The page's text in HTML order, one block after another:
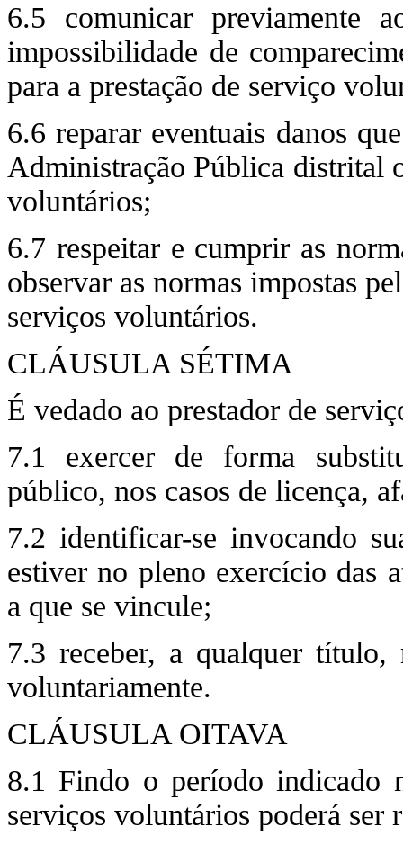
6.5 comunicar previamente
impossibilidade de
para a prestação de serviço
6.6 reparar eventuais danos
Administração Pública distrital
voluntários;
6.7 respeitar e cumprir as
observar as normas impostas
serviços voluntários.
CLÁUSULA SÉTIMA
É vedado ao prestador de
7.1 exercer de forma
público, nos casos de licença,
7.2 identificar-se invocando
estiver no pleno exercício das
a que se vincule;
7.3 receber, a qualquer título,
voluntariamente.
CLÁUSULA OITAVA
8.1 Findo o período indicado
serviços voluntários poderá ser